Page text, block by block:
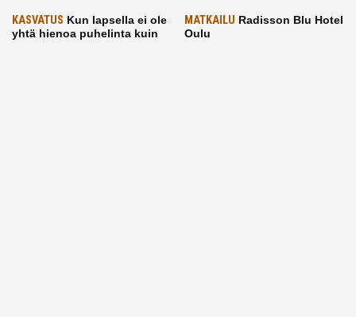
KASVATUS Kun lapsella ei ole
yhtä hienoa puhelinta kuin
MATKAILU Radisson Blu Hotel
Oulu